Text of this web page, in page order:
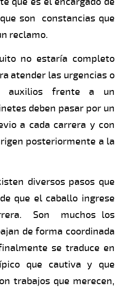
son constancias que
reclamo.
no estaría completo
atender las urgencias o
auxilios frente a un
deben pasar por un
a cada carrera y con
posteriormente a la
diversos pasos que
que el caballo ingrese
Son muchos los
de forma coordinada
se traduce en
que cautiva y que
trabajos que merecen,